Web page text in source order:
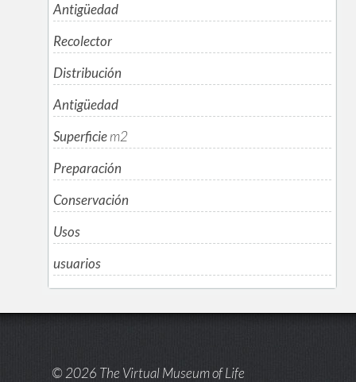
Antigüedad
Recolector
Distribución
Antigüedad
Superficiem2
Preparación
Conservación
Usos
usuarios
© 2026 The Virtual Museum of Life